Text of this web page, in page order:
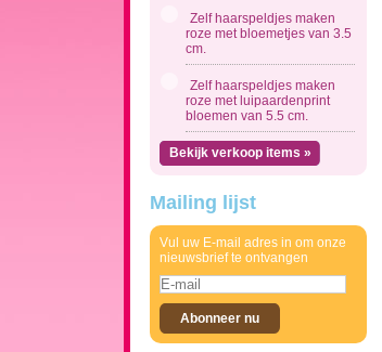
Zelf haarspeldjes maken
roze met bloemetjes van 3.5
cm.
Zelf haarspeldjes maken
roze met luipaardenprint
bloemen van 5.5 cm.
Bekijk verkoop items »
Mailing lijst
Vul uw E-mail adres in om onze
nieuwsbrief te ontvangen